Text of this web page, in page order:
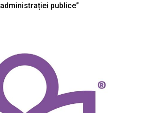
administrației publice”